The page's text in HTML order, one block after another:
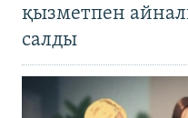
қызметпен
салды